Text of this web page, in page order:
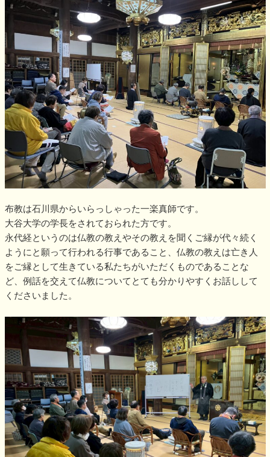
布教は石川県からいらっしゃった一楽真師です。
大谷大学の学長をされておられた方です。
永代経というのは仏教の教えやその教えを聞くご縁が代々続く
ようにと願って行われる行事であること、仏教の教えは亡き人
をご縁として生きている私たちがいただくものであることな
ど、例話を交えて仏教についてとても分かりやすくお話しして
くださいました。